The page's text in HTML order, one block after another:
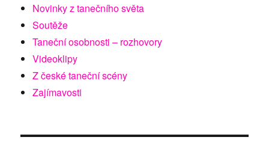
Novinky z tanečního světa
Soutěže
Taneční osobnosti – rozhovory
Videoklipy
Z české taneční scény
Zajímavosti